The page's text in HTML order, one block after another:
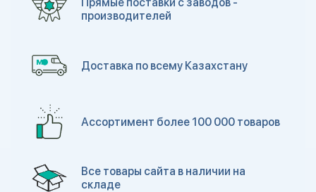
производителей
Доставка по всему Казахстану
Ассортимент более 100 000 товаров
Все товары сайта в наличии на
складе